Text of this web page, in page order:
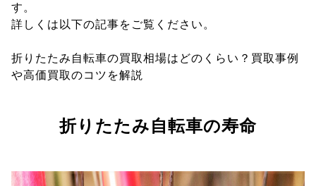
す。
詳しくは以下の記事をご覧ください。
折りたたみ自転車の買取相場はどのくらい？買取事例
や高価買取のコツを解説
折りたたみ自転車の寿命